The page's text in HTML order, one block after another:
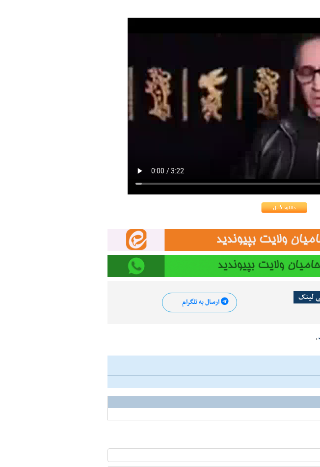
لینک ارسال به تلگرام
،